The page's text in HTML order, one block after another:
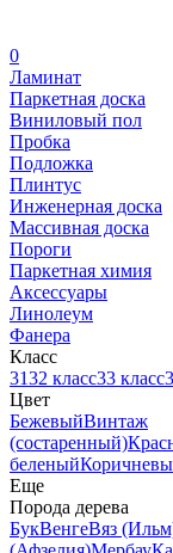
0
Ламинат
Паркетная доска
Виниловый пол
Пробка
Подложка
Плинтус
Инженерная доска
Массивная доска
Пороги
Паркетная химия
Аксессуары
Линолеум
Фанера
Класс
3132 класс33 класс
Цвет
БежевыйВинтаж
(состаренный)
беленый
Еще
Порода дерева
БукВенгеВяз